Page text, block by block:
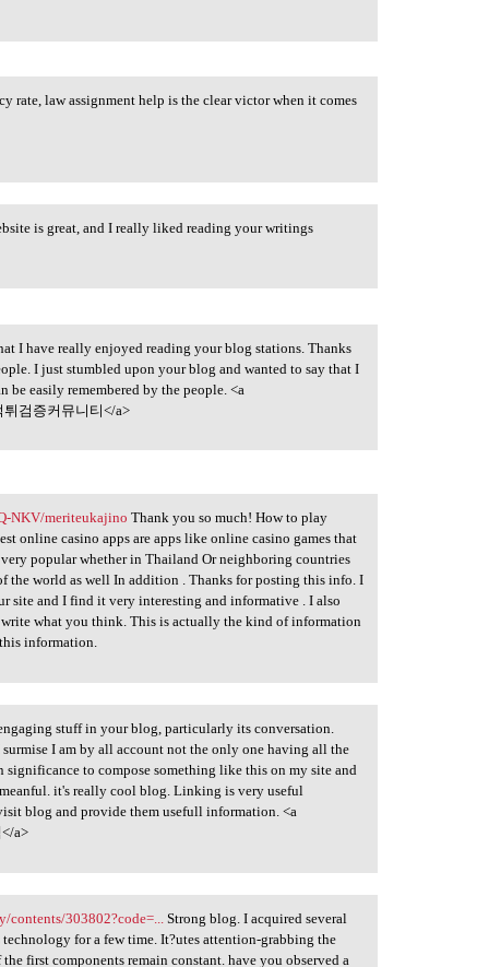
rate, law assignment help is the clear victor when it comes
is great, and I really liked reading your writings
I have really enjoyed reading your blog stations. Thanks
I just stumbled upon your blog and wanted to say that I
easily remembered by the people. <a
튀검증커뮤니티</a>
NKV/meriteukajino Thank you so much! How to play
online casino apps are apps like online casino games that
popular whether in Thailand Or neighboring countries
the world as well In addition . Thanks for posting this info. I
site and I find it very interesting and informative . I also
what you think. This is actually the kind of information
information.
stuff in your blog, particularly its conversation.
I am by all account not the only one having all the
significance to compose something like this on my site and
it's really cool blog. Linking is very useful
blog and provide them usefull information. <a
a>
303802?code=...
Strong blog. I acquired several
for a few time. It?utes attention-grabbing the
first components remain constant. have you observed a